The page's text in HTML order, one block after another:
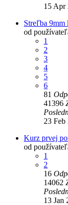
15 Apr
Streľba 9mm
od
1
2
3
4
5
6
81
41396
23 Feb
Kurz prvej
od
1
2
16
14062
13 Jan